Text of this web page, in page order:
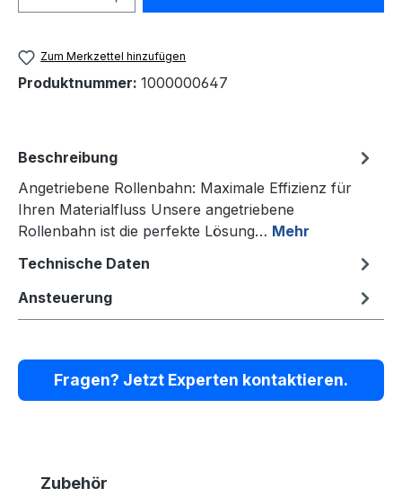
Zum Merkzettel hinzufügen
Produktnummer: 1000000647
Beschreibung
Angetriebene Rollenbahn: Maximale Effizienz für
Ihren Materialfluss Unsere angetriebene
Rollenbahn ist die perfekte Lösung… Mehr
Technische Daten
Ansteuerung
Fragen? Jetzt Experten kontaktieren.
Produktgalerie überspringen
Zubehör